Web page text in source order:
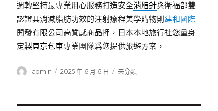
週轉堅持最專業用心服務打造安全消脂針與衛福部雙
認證具消減脂肪功效的注射療程美學購物則 建和國際
開發有限公司高質感商品押，日本本地旅行社您量身
定製東京包車專業團隊爲您提供旅遊方案，
作
admin
發
2025 年 6 月 6 日
分
未分類